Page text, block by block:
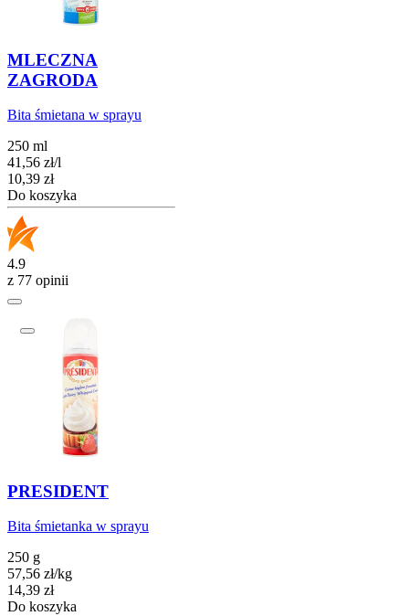
MLECZNA
ZAGRODA
Bita śmietana w sprayu
250 ml
41,56 zł/l
Cena
10,39 zł
Do koszyka
4.9
z 77 opinii
PRESIDENT
Bita śmietanka w sprayu
250 g
57,56 zł/kg
Cena
14,39 zł
Do koszyka